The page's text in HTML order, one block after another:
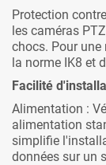
Protection
les caméras
chocs. Pour
la norme IK8 et
Facilité
Alimentation :
alimentation
simplifie
données sur un